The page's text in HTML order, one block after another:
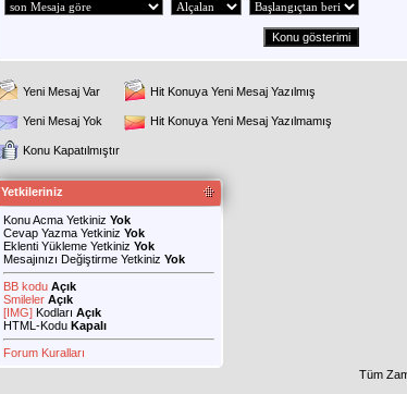
Yeni Mesaj Var Hit Konuya Yeni Mesaj Yazılmış
Yeni Mesaj Yok Hit Konuya Yeni Mesaj Yazılmamış
Konu Kapatılmıştır
Yetkileriniz
Konu Acma Yetkiniz Yok
Cevap Yazma Yetkiniz Yok
Eklenti Yükleme Yetkiniz Yok
Mesajınızı Değiştirme Yetkiniz Yok
BB kodu Açık
Smileler Açık
[IMG] Kodları Açık
HTML-Kodu Kapalı
Forum Kuralları
Tüm